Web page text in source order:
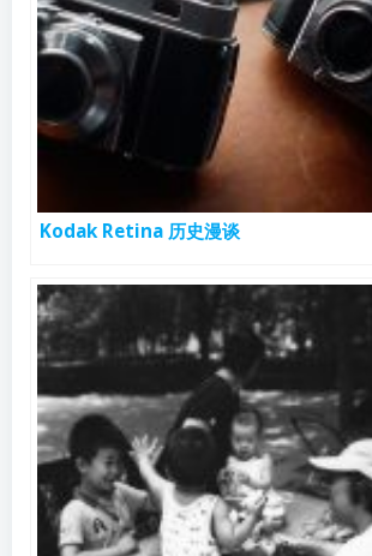
Kodak Retina 历史漫谈